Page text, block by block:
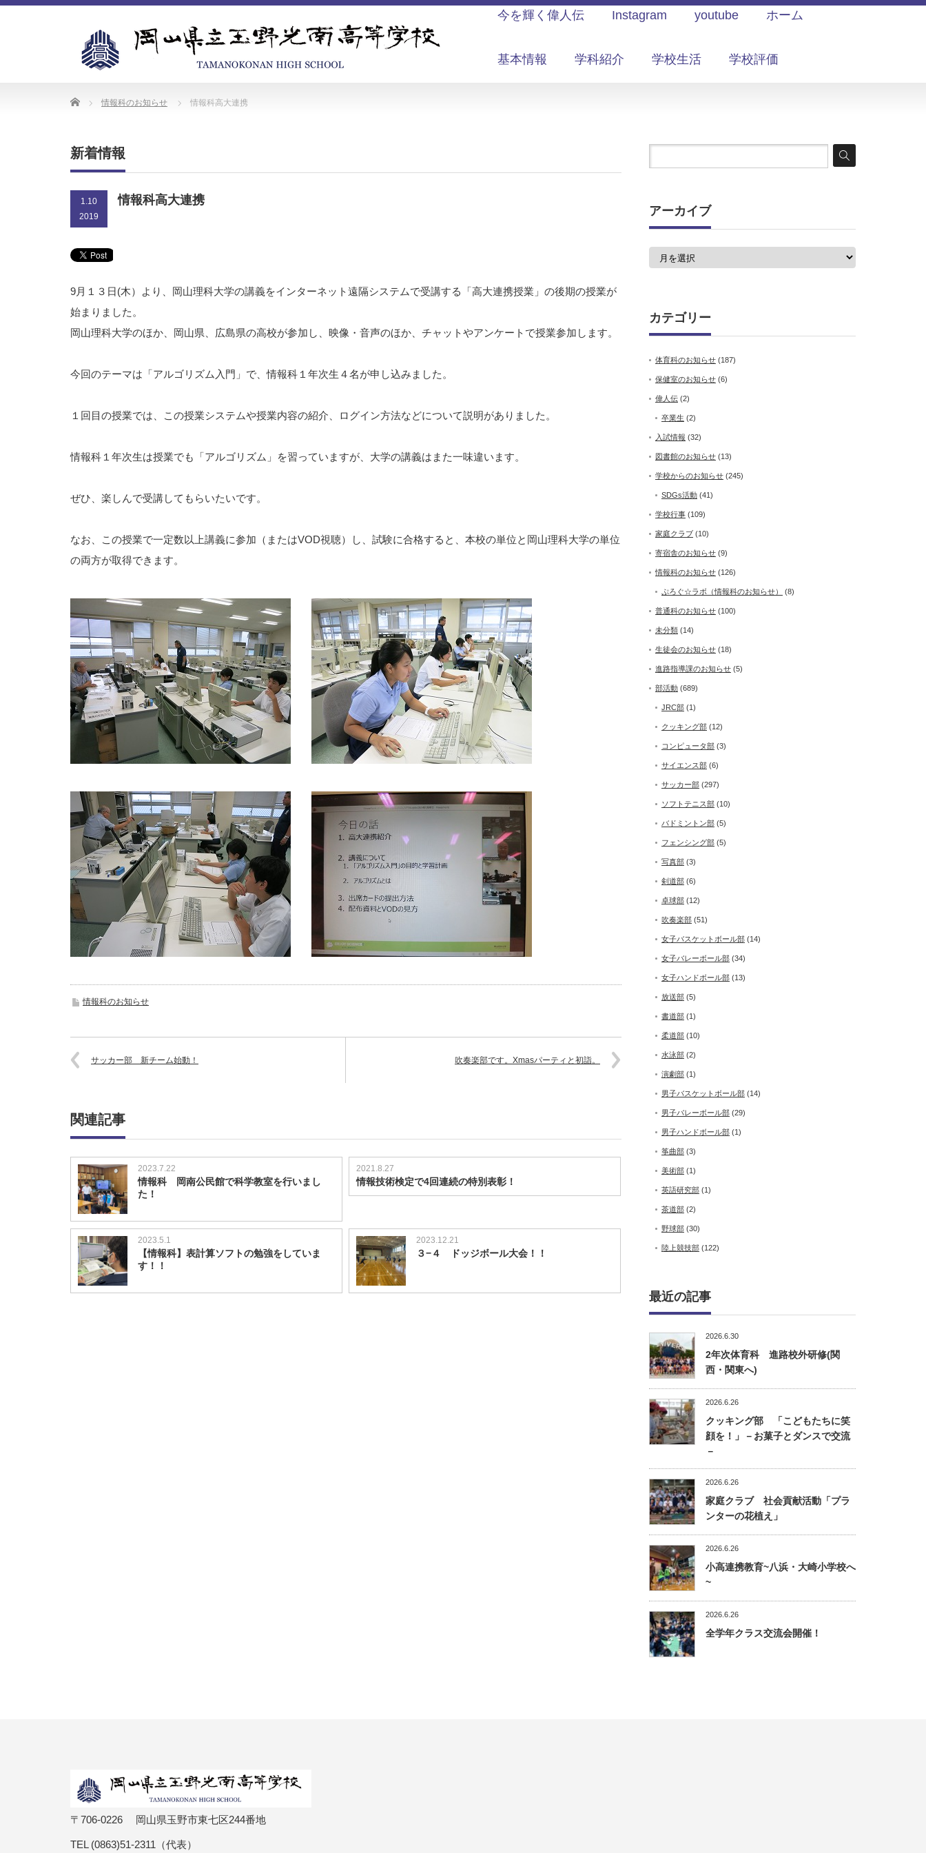
今を輝く偉人伝 Instagram youtube ホーム
基本情報 学科紹介 学校生活 学校評価
Home 情報科のお知らせ 情報科高大連携
新着情報
1.10
2019
情報科高大連携
9月１３日(木）より、岡山理科大学の講義をインターネット遠隔システムで受講する「高大連携授業」の後期の授業が
始まりました。
岡山理科大学のほか、岡山県、広島県の高校が参加し、映像・音声のほか、チャットやアンケートで授業参加します。
今回のテーマは「アルゴリズム入門」で、情報科１年次生４名が申し込みました。
１回目の授業では、この授業システムや授業内容の紹介、ログイン方法などについて説明がありました。
情報科１年次生は授業でも「アルゴリズム」を習っていますが、大学の講義はまた一味違います。
ぜひ、楽しんで受講してもらいたいです。
なお、この授業で一定数以上講義に参加（またはVOD視聴）し、試験に合格すると、本校の単位と岡山理科大学の単位
の両方が取得できます。
情報科のお知らせ
サッカー部 新チーム始動！ 吹奏楽部です。Xmasパーティと初詣。
関連記事
2023.7.22
情報科 岡南公民館で科学教室を行いまし
た！
2021.8.27
情報技術検定で4回連続の特別表彰！
2023.5.1
【情報科】表計算ソフトの勉強をしていま
す！！
2023.12.21
３−４ ドッジボール大会！！
アーカイブ
ア
カテゴリー
体育科のお知らせ (187)
保健室のお知らせ (6)
偉人伝 (2)
卒業生 (2)
入試情報 (32)
図書館のお知らせ (13)
学校からのお知らせ (245)
SDGs活動 (41)
学校行事 (109)
家庭クラブ (10)
寄宿舎のお知らせ (9)
情報科のお知らせ (126)
ぷろぐ☆ラボ（情報科のお知らせ） (8)
普通科のお知らせ (100)
未分類 (14)
生徒会のお知らせ (18)
進路指導課のお知らせ (5)
部活動 (689)
JRC部 (1)
クッキング部 (12)
コンピュータ部 (3)
サイエンス部 (6)
サッカー部 (297)
ソフトテニス部 (10)
バドミントン部 (5)
フェンシング部 (5)
写真部 (3)
剣道部 (6)
卓球部 (12)
吹奏楽部 (51)
女子バスケットボール部 (14)
女子バレーボール部 (34)
女子ハンドボール部 (13)
放送部 (5)
書道部 (1)
柔道部 (10)
水泳部 (2)
演劇部 (1)
男子バスケットボール部 (14)
男子バレーボール部 (29)
男子ハンドボール部 (1)
筝曲部 (3)
美術部 (1)
英語研究部 (1)
茶道部 (2)
野球部 (30)
陸上競技部 (122)
最近の記事
2026.6.30
2年次体育科 進路校外研修(関
西・関東へ)
2026.6.26
クッキング部 「こどもたちに笑
顔を！」－お菓子とダンスで交流
－
2026.6.26
家庭クラブ 社会貢献活動「プラ
ンターの花植え」
2026.6.26
小高連携教育~八浜・大崎小学校へ
~
2026.6.26
全学年クラス交流会開催！
〒706-0226 岡山県玉野市東七区244番地
TEL (0863)51-2311（代表）